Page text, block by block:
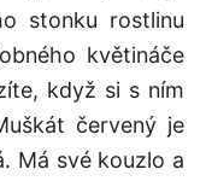
stonku rostlinu
květináče
když si s ním
červený je
Má své kouzlo a